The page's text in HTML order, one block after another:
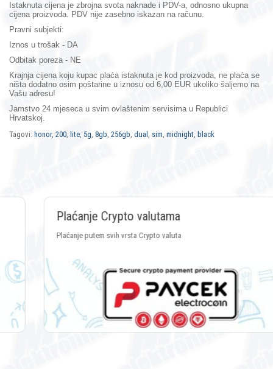
Istaknuta cijena je zbrojna svota naknade i PDV-a, odnosno ukupna
cijena proizvoda. PDV nije zasebno iskazan na računu.
Pravni subjekti:
Iznos u trošak - DA
Odbitak poreza - NE
Krajnja cijena koju kupac plaća istaknuta je kod proizvoda, ne plaća se
ništa dodatno osim poštarine u iznosu od 6,00 EUR ukoliko šaljemo na
Vašu adresu!
Jamstvo 24 mjeseca u svim ovlaštenim servisima u Republici
Hrvatskoj.
Tagovi: honor, 200, lite, 5g, 8gb, 256gb, dual , sim, midnight, black
Plaćanje Crypto valutama
Plaćanje putem svih vrsta Crypto valuta